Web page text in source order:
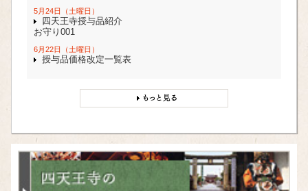
5月24日（土曜日）
四天王寺授与品紹介
お守り001
6月22日（土曜日）
授与品価格改定一覧表